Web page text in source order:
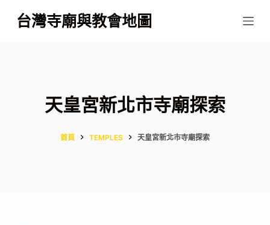
跳
至
台灣寺廟與教會地圖
天皇宮新北市寺廟探索
首頁 TEMPLES 天皇宮新北市寺廟探索